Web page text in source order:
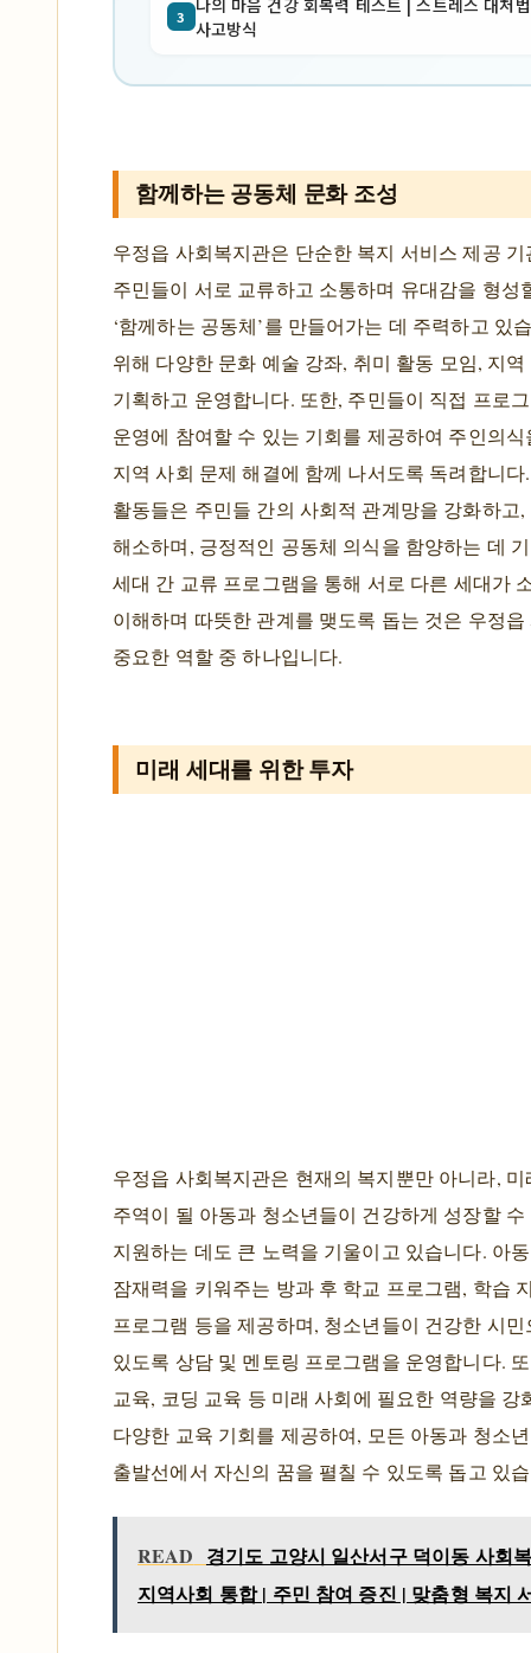
3 사고방식
함께하는 공동체 문화 조성
우정읍 사회복지관은 단순한 복지 서비스 제공
주민들이 서로 교류하고 소통하며 유대감을 형성
‘함께하는 공동체’를 만들어가는 데 주력하고 있
위해 다양한 문화 예술 강좌, 취미 활동 모임, 지
기획하고 운영합니다. 또한, 주민들이 직접 프로
운영에 참여할 수 있는 기회를 제공하여 주인의
지역 사회 문제 해결에 함께 나서도록 독려합니다
활동들은 주민들 간의 사회적 관계망을 강화하고
해소하며, 긍정적인 공동체 의식을 함양하는 데
세대 간 교류 프로그램을 통해 서로 다른 세대가
이해하며 따뜻한 관계를 맺도록 돕는 것은 우정
중요한 역할 중 하나입니다.
미래 세대를 위한 투자
우정읍 사회복지관은 현재의 복지뿐만 아니라,
주역이 될 아동과 청소년들이 건강하게 성장할 수
지원하는 데도 큰 노력을 기울이고 있습니다. 아
잠재력을 키워주는 방과 후 학교 프로그램, 학습
프로그램 등을 제공하며, 청소년들이 건강한 시
있도록 상담 및 멘토링 프로그램을 운영합니다.
교육, 코딩 교육 등 미래 사회에 필요한 역량을 강
다양한 교육 기회를 제공하여, 모든 아동과 청소
출발선에서 자신의 꿈을 펼칠 수 있도록 돕고 있
READ 경기도 고양시 일산서구 덕이동 사회
지역사회 통합 | 주민 참여 증진 | 맞춤형 복지